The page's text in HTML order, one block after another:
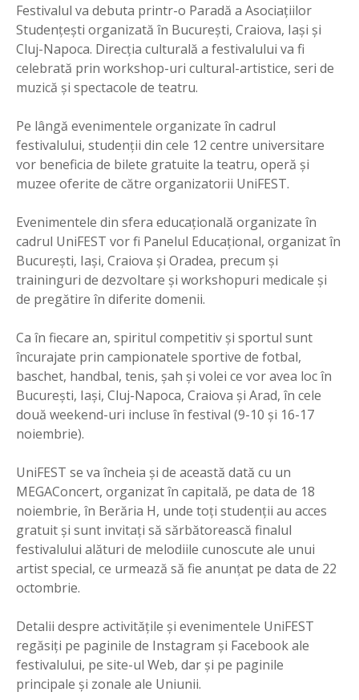
Festivalul va debuta printr-o Paradă a Asociaţiilor
Studenţeşti organizată în Bucureşti, Craiova, Iaşi şi
Cluj-Napoca. Direcţia culturală a festivalului va fi
celebrată prin workshop-uri cultural-artistice, seri de
muzică şi spectacole de teatru.
Pe lângă evenimentele organizate în cadrul
festivalului, studenţii din cele 12 centre universitare
vor beneficia de bilete gratuite la teatru, operă şi
muzee oferite de către organizatorii UniFEST.
Evenimentele din sfera educaţională organizate în
cadrul UniFEST vor fi Panelul Educaţional, organizat în
Bucureşti, Iaşi, Craiova şi Oradea, precum şi
traininguri de dezvoltare şi workshopuri medicale şi
de pregătire în diferite domenii.
Ca în fiecare an, spiritul competitiv şi sportul sunt
încurajate prin campionatele sportive de fotbal,
baschet, handbal, tenis, şah şi volei ce vor avea loc în
Bucureşti, Iaşi, Cluj-Napoca, Craiova şi Arad, în cele
două weekend-uri incluse în festival (9-10 şi 16-17
noiembrie).
UniFEST se va încheia şi de această dată cu un
MEGAConcert, organizat în capitală, pe data de 18
noiembrie, în Berăria H, unde toţi studenţii au acces
gratuit şi sunt invitaţi să sărbătorească finalul
festivalului alături de melodiile cunoscute ale unui
artist special, ce urmează să fie anunţat pe data de 22
octombrie.
Detalii despre activităţile şi evenimentele UniFEST
regăsiţi pe paginile de Instagram şi Facebook ale
festivalului, pe site-ul Web, dar şi pe paginile
principale şi zonale ale Uniunii.